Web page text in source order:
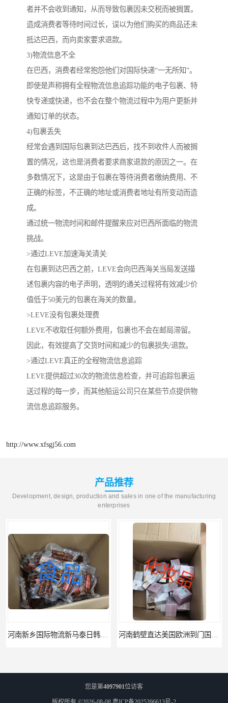
者并不会收到通知，从而导致包裹因未交税而被搁置。
造成消费者等待时间过长，误以为他们购买的商品还未
抵达巴西，而向卖家要求退款。
3)物流信息不全
在巴西，消费者经常抱怨他们对国际快递“一无所知”。
即使是声称拥有全程物流信息追踪功能的电子包裹、特
快专递或快递，也不会在整个物流过程中为用户更新并
通知订单的状态。
4)包裹丢失
经常会遇到国际包裹到达巴西后，找不到收件人而被搁
置的情况，这也是消费者要求商家退款的原因之一。在
多数情况下，这是由于包裹在等待消费者缴纳费用、不
正确的标签，不正确的地址或消费者地址有所变动而造
成。
通过统一物流时间和邮件提醒来应对巴西所面临的物流
挑战。
>通过LEVE加速海关清关:
在包裹到达巴西之前，LEVE会向巴西海关当局发送描
述包裹内容的电子声明，透明的通关过程将有效减少价
值低于50美元的包裹在海关的数量。
>LEVE没有包裹处理费
LEVE不收取任何额外费用，包裹也不会在邮局滞留。
因此，有效提高了交货时间和减少的包裹损失/退款。
>通过LEVE真正的全程物流信息追踪
LEVE提供超过30次的物流信息检查，并可追踪包裹运
送过程的每一步，而其他船运公司只在某些节点提供物
流信息追踪服务。
http://www.xfsgj56.com
产品推荐
Development, design, production and sales in one of the manufacturing
enterprises
您是第4097901位访客